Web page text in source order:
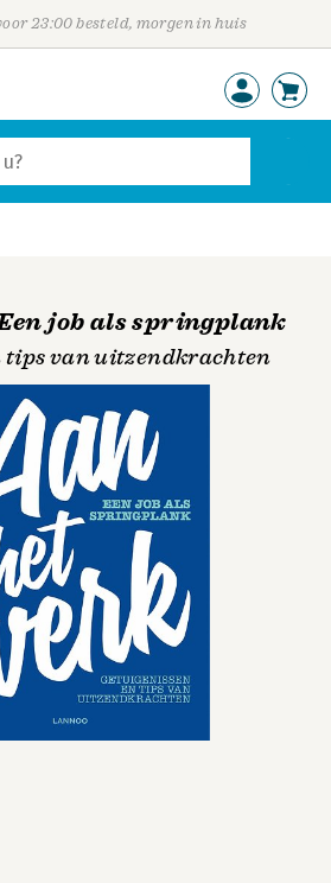
23:00 besteld, morgen in huis
job als springplank
tips van uitzendkrachten